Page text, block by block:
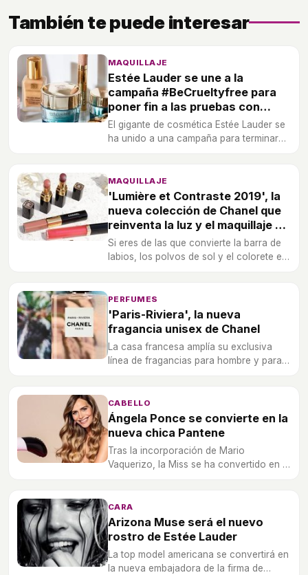
También te puede interesar
MAQUILLAJE
Estée Lauder se une a la
campaña #BeCrueltyfree para
poner fin a las pruebas con
animales
El gigante de cosmética Estée Lauder se
ha unido a una campaña para terminar
MAQUILLAJE
'Lumière et Contraste 2019', la
nueva colección de Chanel que
reinventa la luz y el maquillaje de
verano
Si eres de las que convierte la barra de
labios, los polvos de sol y el colorete en
Chanel 2019: 'Lumière et Contraste'.
PERFUMES
'Paris-Riviera', la nueva
fragancia unisex de Chanel
La casa francesa amplía su exclusiva
línea de fragancias para hombre y para
Riviera'
CABELLO
Ángela Ponce se convierte en la
nueva chica Pantene
Tras la incorporación de Mario
Vaquerizo, la Miss se ha convertido en la
CARA
Arizona Muse será el nuevo
rostro de Estée Lauder
La top model americana se convertirá en
la nueva embajadora de la firma de